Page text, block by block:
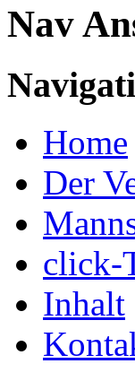
Nav
Home
Der
click-
Inhalt